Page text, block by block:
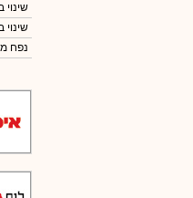
שינוי
שינוי
נפח